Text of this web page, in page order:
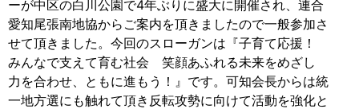
ーが中区の白川公園で4年ぶりに盛大に開催され、連合
愛知尾張南地協からご案内を頂きましたので一般参加さ
せて頂きました。今回のスローガンは『子育て応援！
みんなで支えて育む社会 笑顔あふれる未来をめざし
力を合わせ、ともに進もう！』です。可知会長からは統
一地方選にも触れて頂き反転攻勢に向けて活動を強化と